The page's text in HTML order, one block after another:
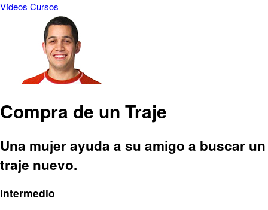
Vídeos Cursos
Compra de un Traje
Una mujer ayuda a su amigo a buscar un
traje nuevo.
Intermedio